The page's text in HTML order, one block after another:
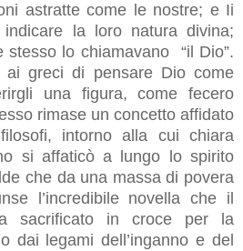
astratte come le nostre; e Ii
la loro natura divina;
lo chiamavano “il Dio”.
greci di pensare Dio come
una figura, come fecero
rimase un concetto affidato
intorno alla cui chiara
si affaticò a lungo lo spirito
che da una massa di povera
l’incredibile novella che il
sacrificato in croce per la
dai legami dell’inganno e del